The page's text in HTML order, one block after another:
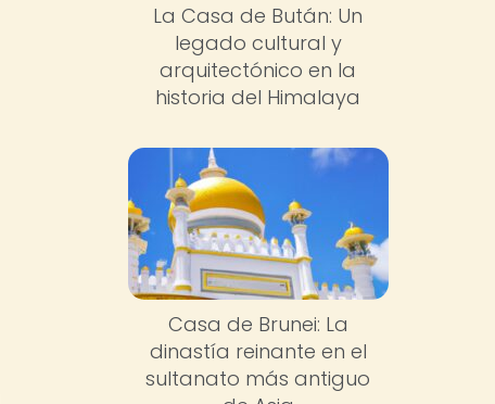
La Casa de Bután: Un
legado cultural y
arquitectónico en la
historia del Himalaya
Casa de Brunei: La
dinastía reinante en el
sultanato más antiguo